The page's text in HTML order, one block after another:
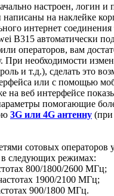
настроен, логин и
написаны на наклейке
интернет
B315 автоматически
операторов, вам
При необходимости
и т.д.), сделать это
или с помощью
на веб интерфейсе
помогающие
3G или 4G антенну (при
сотовых операторов
в следующих режимах:
800/1800/2600 МГц;
1900/2100 МГц;
900/1800 МГц.